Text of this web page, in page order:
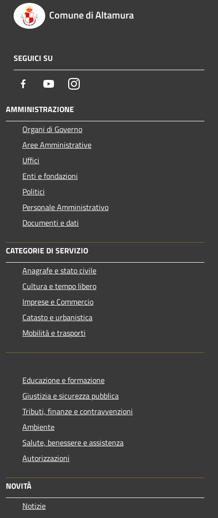
Comune di Altamura
SEGUICI SU
Facebook YoutubeInstagram
AMMINISTRAZIONE
Organi di Governo
Aree Amministrative
Uffici
Enti e fondazioni
Politici
Personale Amministrativo
Documenti e dati
CATEGORIE DI SERVIZIO
Anagrafe e stato civile
Cultura e tempo libero
Imprese e Commercio
Catasto e urbanistica
Mobilità e trasporti
Educazione e formazione
Giustizia e sicurezza pubblica
Tributi, finanze e contravvenzioni
Ambiente
Salute, benessere e assistenza
Autorizzazioni
NOVITÀ
Notizie